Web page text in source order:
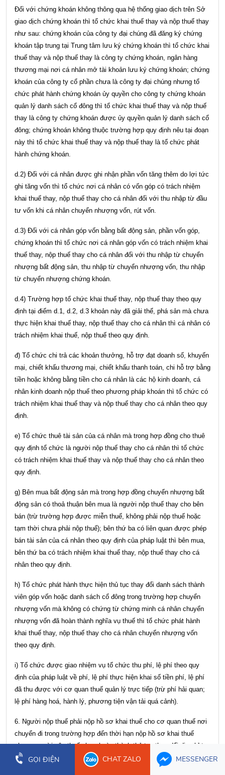
Đối với chứng khoán không thông qua hệ thống giao dịch trên Sở
giao dịch chứng khoán thì tổ chức khai thuế thay và nộp thuế thay
như sau: chứng khoán của công ty đại chúng đã đăng ký chứng
khoán tập trung tại Trung tâm lưu ký chứng khoán thì tổ chức khai
thuế thay và nộp thuế thay là công ty chứng khoán, ngân hàng
thương mại nơi cá nhân mở tài khoản lưu ký chứng khoán; chứng
khoán của công ty cổ phần chưa là công ty đại chúng nhưng tổ
chức phát hành chứng khoán ủy quyền cho công ty chứng khoán
quản lý danh sách cổ đông thì tổ chức khai thuế thay và nộp thuế
thay là công ty chứng khoán được ủy quyền quản lý danh sách cổ
đông; chứng khoán không thuộc trường hợp quy định nêu tại đoạn
này thì tổ chức khai thuế thay và nộp thuế thay là tổ chức phát
hành chứng khoán.
d.2) Đối với cá nhân được ghi nhận phần vốn tăng thêm do lợi tức
ghi tăng vốn thì tổ chức nơi cá nhân có vốn góp có trách nhiệm
khai thuế thay, nộp thuế thay cho cá nhân đối với thu nhập từ đầu
tư vốn khi cá nhân chuyển nhượng vốn, rút vốn.
d.3) Đối với cá nhân góp vốn bằng bất động sản, phần vốn góp,
chứng khoán thì tổ chức nơi cá nhân góp vốn có trách nhiệm khai
thuế thay, nộp thuế thay cho cá nhân đối với thu nhập từ chuyển
nhượng bất động sản, thu nhập từ chuyển nhượng vốn, thu nhập
từ chuyển nhượng chứng khoán.
d.4) Trường hợp tổ chức khai thuế thay, nộp thuế thay theo quy
định tại điểm d.1, d.2, d.3 khoản này đã giải thể, phá sản mà chưa
thực hiện khai thuế thay, nộp thuế thay cho cá nhân thì cá nhân có
trách nhiệm khai thuế, nộp thuế theo quy định.
đ) Tổ chức chi trả các khoản thưởng, hỗ trợ đạt doanh số, khuyến
mại, chiết khấu thương mại, chiết khấu thanh toán, chi hỗ trợ bằng
tiền hoặc không bằng tiền cho cá nhân là các hộ kinh doanh, cá
nhân kinh doanh nộp thuế theo phương pháp khoán thì tổ chức có
trách nhiệm khai thuế thay và nộp thuế thay cho cá nhân theo quy
định.
e) Tổ chức thuê tài sản của cá nhân mà trong hợp đồng cho thuê
quy định tổ chức là người nộp thuế thay cho cá nhân thì tổ chức
có trách nhiệm khai thuế thay và nộp thuế thay cho cá nhân theo
quy định.
g) Bên mua bất động sản mà trong hợp đồng chuyển nhượng bất
động sản có thoả thuận bên mua là người nộp thuế thay cho bên
bán (trừ trường hợp được miễn thuế, không phải nộp thuế hoặc
tạm thời chưa phải nộp thuế); bên thứ ba có liên quan được phép
bán tài sản của cá nhân theo quy định của pháp luật thì bên mua,
bên thứ ba có trách nhiệm khai thuế thay, nộp thuế thay cho cá
nhân theo quy định.
h) Tổ chức phát hành thực hiện thủ tục thay đổi danh sách thành
viên góp vốn hoặc danh sách cổ đông trong trường hợp chuyển
nhượng vốn mà không có chứng từ chứng minh cá nhân chuyển
nhượng vốn đã hoàn thành nghĩa vụ thuế thì tổ chức phát hành
khai thuế thay, nộp thuế thay cho cá nhân chuyển nhượng vốn
theo quy định.
i) Tổ chức được giao nhiệm vụ tổ chức thu phí, lệ phí theo quy
định của pháp luật về phí, lệ phí thực hiện khai số tiền phí, lệ phí
đã thu được với cơ quan thuế quản lý trực tiếp (trừ phí hải quan;
lệ phí hàng hoá, hành lý, phương tiện vận tải quá cảnh).
6. Người nộp thuế phải nộp hồ sơ khai thuế cho cơ quan thuế nơi
chuyển đi trong trường hợp đến thời hạn nộp hồ sơ khai thuế
nhưng người nộp thuế chưa hoàn thành thủ tục thay đổi địa chỉ trụ
sở với cơ quan đăng ký kinh doanh, cơ quan đăng ký hợp tác xã
GỌI ĐIỆN CHAT ZALO MESSENGER